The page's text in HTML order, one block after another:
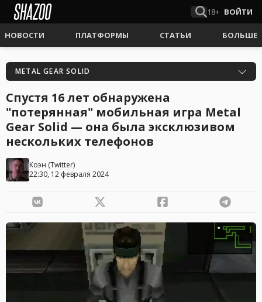
18+ ВОЙТИ
НОВОСТИ ПЛАТФОРМЫ СТАТЬИ БОЛЬШЕ
METAL GEAR SOLID
Спустя 16 лет обнаружена
"потерянная" мобильная игра Metal
Gear Solid — она была эксклюзивом
нескольких телефонов
Коэн (Twitter)
22:30, 12 февраля 2024